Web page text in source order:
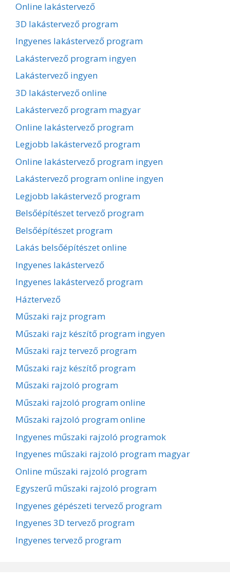
Online lakástervező
3D lakástervező program
Ingyenes lakástervező program
Lakástervező program ingyen
Lakástervező ingyen
3D lakástervező online
Lakástervező program magyar
Online lakástervező program
Legjobb lakástervező program
Online lakástervező program ingyen
Lakástervező program online ingyen
Legjobb lakástervező program
Belsőépítészet tervező program
Belsőépítészet program
Lakás belsőépítészet online
Ingyenes lakástervező
Ingyenes lakástervező program
Háztervező
Műszaki rajz program
Műszaki rajz készítő program ingyen
Műszaki rajz tervező program
Műszaki rajz készítő program
Műszaki rajzoló program
Műszaki rajzoló program online
Műszaki rajzoló program online
Ingyenes műszaki rajzoló programok
Ingyenes műszaki rajzoló program magyar
Online műszaki rajzoló program
Egyszerű műszaki rajzoló program
Ingyenes gépészeti tervező program
Ingyenes 3D tervező program
Ingyenes tervező program